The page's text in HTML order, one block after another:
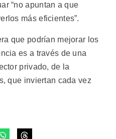
“no apuntan a que
más eficientes”.
que podrían mejorar los
es a través de una
privado, de la
que inviertan cada vez